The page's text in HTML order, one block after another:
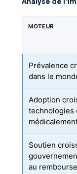
MOTEUR
Prévalence
dans le
Adoption
technologies
Soutien
au